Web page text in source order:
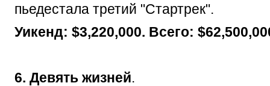
пьедестала третий "Стартрек".
Уикенд: $3,220,000. Всего:
6. Девять жизней.